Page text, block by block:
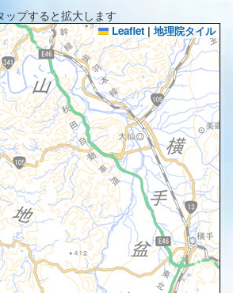
ップすると拡大します
Leaflet | 地理院タイル